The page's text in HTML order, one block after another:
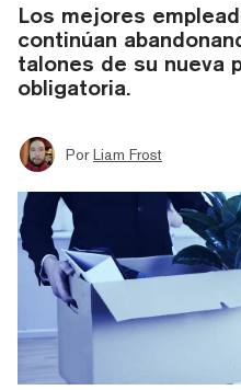
Los mejores
continúan
talones de su nueva
obligatoria.
Por Liam Frost